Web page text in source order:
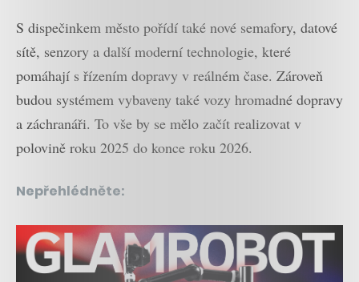
S dispečinkem město pořídí také nové semafory, datové
sítě, senzory a další moderní technologie, které
pomáhají s řízením dopravy v reálném čase. Zároveň
budou systémem vybaveny také vozy hromadné dopravy
a záchranáři. To vše by se mělo začít realizovat v
polovině roku 2025 do konce roku 2026.
Nepřehlédněte: